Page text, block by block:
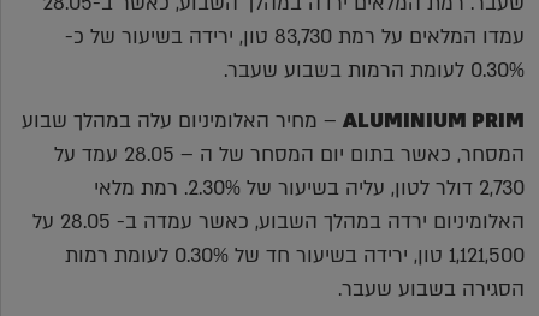
עמדו המלאים על רמת 83,730 טון, ירידה בשיעור של כ-
0.30% לעומת הרמות בשבוע שעבר.
ALUMINIUM PRIM – מחיר האלומיניום עלה במהלך שבוע
המסחר, כאשר בתום יום המסחר של ה – 28.05 עמד על
2,730 דולר לטון, עליה בשיעור של 2.30%. רמת מלאי
האלומיניום ירדה במהלך השבוע, כאשר עמדה ב- 28.05 על
1,121,500 טון, ירידה בשיעור חד של 0.30% לעומת רמות
הסגירה בשבוע שעבר.